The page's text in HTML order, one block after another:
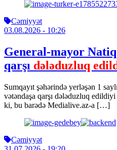
Cəmiyyət
03.08.2026 - 10:26
General-mayor
qarşı dələduzluq
Sumqayıt şəhərində yerləşən 1
vətəndaşa qarşı dələduzluq
ki, bu barədə Medialive.az-a […]
Cəmiyyət